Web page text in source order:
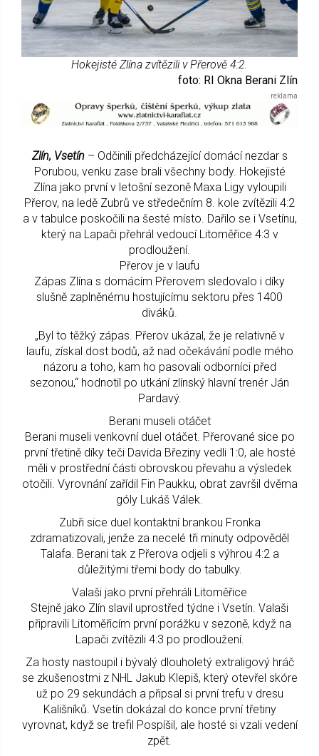
Hokejisté Zlína zvítězili v Přerově 4:2.
foto: RI Okna Berani Zlín
Zlín, Vsetín – Odčinili předcházející domácí nezdar s
Porubou, venku zase brali všechny body. Hokejisté
Zlína jako první v letošní sezoně Maxa Ligy vyloupili
Přerov, na ledě Zubrů ve středečním 8. kole zvítězili 4:2
a v tabulce poskočili na šesté místo. Dařilo se i Vsetínu,
který na Lapači přehrál vedoucí Litoměřice 4:3 v
prodloužení.
Přerov je v laufu
Zápas Zlína s domácím Přerovem sledovalo i díky
slušně zaplněnému hostujícímu sektoru přes 1400
diváků.
„Byl to těžký zápas. Přerov ukázal, že je relativně v
laufu, získal dost bodů, až nad očekávání podle mého
názoru a toho, kam ho pasovali odborníci před
sezonou,“ hodnotil po utkání zlínský hlavní trenér Ján
Pardavý.
Berani museli otáčet
Berani museli venkovní duel otáčet. Přerované sice po
první třetině díky teči Davida Březiny vedli 1:0, ale hosté
měli v prostřední části obrovskou převahu a výsledek
otočili. Vyrovnání zařídil Fin Paukku, obrat završil dvěma
góly Lukáš Válek.
Zubři sice duel kontaktní brankou Fronka
zdramatizovali, jenže za necelé tři minuty odpověděl
Talafa. Berani tak z Přerova odjeli s výhrou 4:2 a
důležitými třemi body do tabulky.
Valaši jako první přehráli Litoměřice
Stejně jako Zlín slavil uprostřed týdne i Vsetín. Valaši
připravili Litoměřicím první porážku v sezoně, když na
Lapači zvítězili 4:3 po prodloužení.
Za hosty nastoupil i bývalý dlouholetý extraligový hráč
se zkušenostmi z NHL Jakub Klepiš, který otevřel skóre
už po 29 sekundách a připsal si první trefu v dresu
Kališníků. Vsetín dokázal do konce první třetiny
vyrovnat, když se trefil Pospíšil, ale hosté si vzali vedení
zpět.